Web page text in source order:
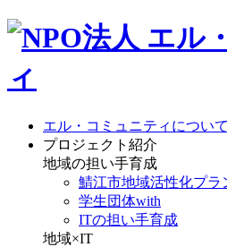
エル・コミュニティについて
プロジェクト紹介
地域の担い手育成
鯖江市地域活性化プラ
学生団体with
ITの担い手育成
地域×IT